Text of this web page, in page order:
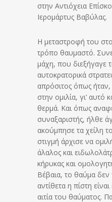
στην Αντιόχεια
Ιερομάρτυς Βαβύλας.
Η μεταστροφή του
τρόπο θαυμαστό.
μάχη, που διεξήγαγε
αυτοκρατορικά
απρόσιτος όπως
στην ομιλία, γι’ αυτό
θερμά. Και όπως
συναξαριστής, ήλθε
ακούμπησε τα χείλη
στιγμή άρχισε να
άλαλος και
κήρυκας και
Βέβαια, το θαύμα δεν
αντίθετα η πίστη
αιτία του θαύματος.